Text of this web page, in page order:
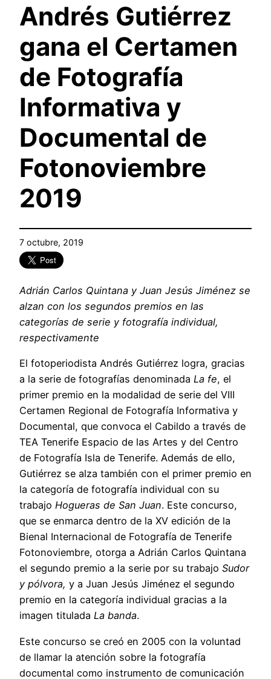
Andrés Gutiérrez
gana el Certamen
de Fotografía
Informativa y
Documental de
Fotonoviembre
2019
7 octubre, 2019
Adrián Carlos Quintana y Juan Jesús Jiménez se
alzan con los segundos premios en las
categorías de serie y fotografía individual,
respectivamente
El fotoperiodista Andrés Gutiérrez logra, gracias
a la serie de fotografías denominada La fe, el
primer premio en la modalidad de serie del VIII
Certamen Regional de Fotografía Informativa y
Documental, que convoca el Cabildo a través de
TEA Tenerife Espacio de las Artes y del Centro
de Fotografía Isla de Tenerife. Además de ello,
Gutiérrez se alza también con el primer premio en
la categoría de fotografía individual con su
trabajo Hogueras de San Juan. Este concurso,
que se enmarca dentro de la XV edición de la
Bienal Internacional de Fotografía de Tenerife
Fotonoviembre, otorga a Adrián Carlos Quintana
el segundo premio a la serie por su trabajo Sudor
y pólvora, y a Juan Jesús Jiménez el segundo
premio en la categoría individual gracias a la
imagen titulada La banda.
Este concurso se creó en 2005 con la voluntad
de llamar la atención sobre la fotografía
documental como instrumento de comunicación